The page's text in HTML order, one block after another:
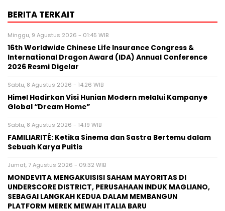
BERITA TERKAIT
Minggu, 9 Agustus 2026 - 01:45 WIB
16th Worldwide Chinese Life Insurance Congress &
International Dragon Award (IDA) Annual Conference
2026 Resmi Digelar
Sabtu, 8 Agustus 2026 - 14:26 WIB
Himel Hadirkan Visi Hunian Modern melalui Kampanye
Global “Dream Home”
Sabtu, 8 Agustus 2026 - 14:19 WIB
FAMILIARITÉ: Ketika Sinema dan Sastra Bertemu dalam
Sebuah Karya Puitis
Jumat, 7 Agustus 2026 - 09:32 WIB
MONDEVITA MENGAKUISISI SAHAM MAYORITAS DI
UNDERSCORE DISTRICT, PERUSAHAAN INDUK MAGLIANO,
SEBAGAI LANGKAH KEDUA DALAM MEMBANGUN
PLATFORM MEREK MEWAH ITALIA BARU